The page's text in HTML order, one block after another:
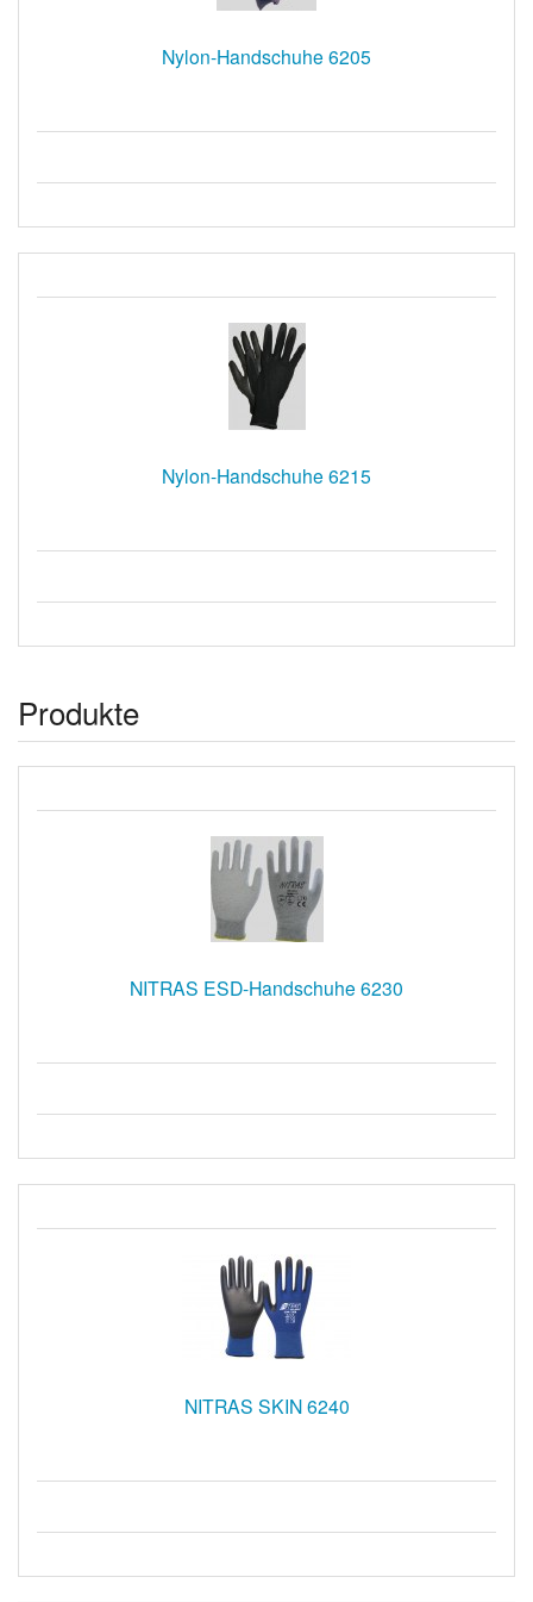
Nylon-Handschuhe 6205
Nylon-Handschuhe 6215
Produkte
NITRAS ESD-Handschuhe 6230
NITRAS SKIN 6240